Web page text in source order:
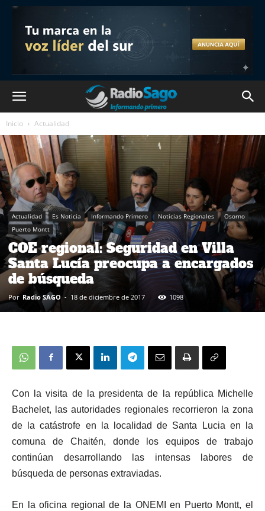
Inicio Actualidad
Actualidad Es Noticia Informando Primero Noticias Regionales
Osorno
Puerto Montt
COE regional: Seguridad en Villa
Santa Lucía preocupa a encargados
de búsqueda
Por Radio SAGO - 18 de diciembre de 2017 1098
Con la visita de la presidenta de la república Michelle
Bachelet, las autoridades regionales recorrieron la zona
de la catástrofe en la localidad de Santa Lucia en la
comuna de Chaitén, donde los equipos de trabajo
continúan desarrollando las intensas labores de
búsqueda de personas extraviadas.
En la oficina regional de la ONEMI en Puerto Montt, el